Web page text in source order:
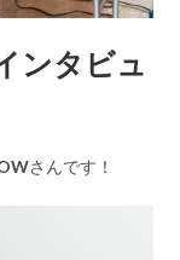
ンタビュ
さんです！